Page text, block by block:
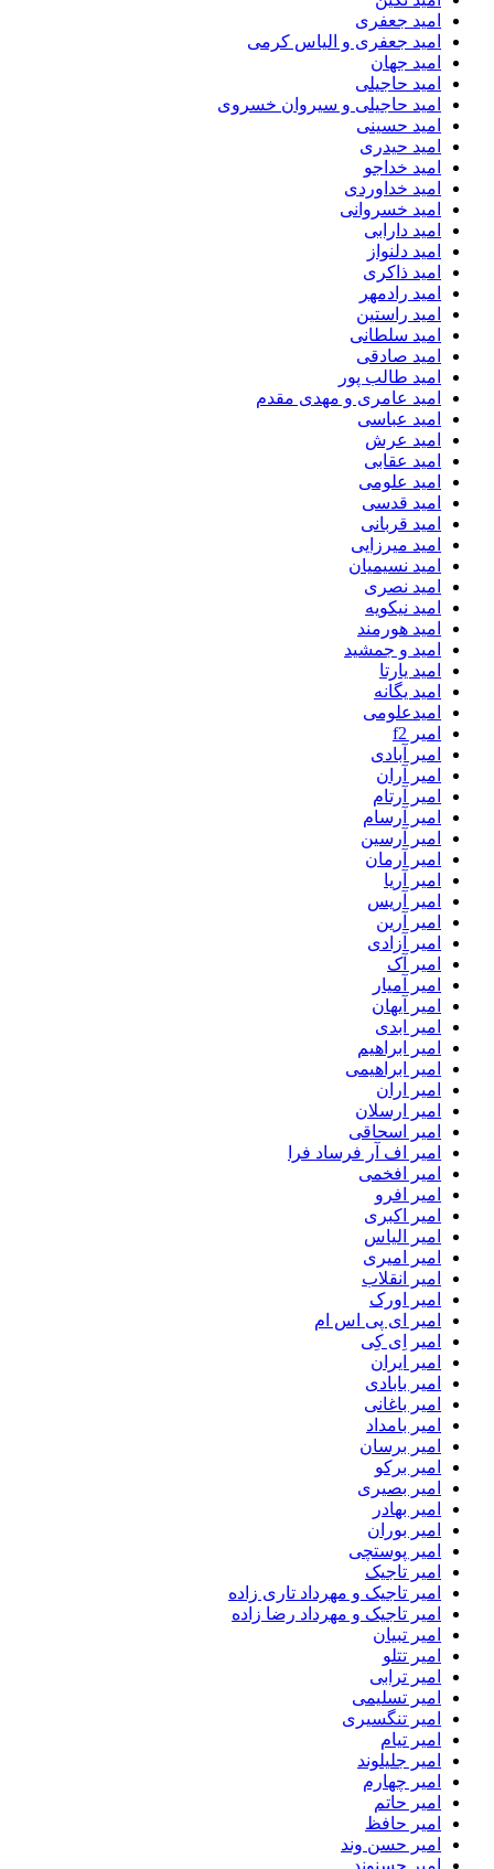
امید جعفری
امید جعفری و الیاس کرمی
امید جهان
امید حاجیلی
امید حاجیلی و سیروان خسروی
امید حسینی
امید حیدری
امید خداجو
امید خداوردی
امید خسروانی
امید دارابی
امید دلنواز
امید ذاکری
امید رادمهر
امید راستین
امید سلطانی
امید صادقی
امید طالب پور
امید عامری و مهدی مقدم
امید عباسی
امید عرش
امید عقابی
امید علومی
امید قدسی
امید قربانی
امید میرزایی
امید نسیمیان
امید نصری
امید نیکویه
امید هورمند
امید و جمشید
امید یارتا
امید یگانه
امیدعلومی
امیر f2
امیر آبادی
امیر آران
امیر آرتام
امیر آرسام
امیر آرسین
امیر آرمان
امیر آریا
امیر آریس
امیر آرین
امیر آزادی
امیر آک
امیر آمیار
امیر آیهان
امیر ابدی
امیر ابراهیم
امیر ابراهیمی
امیر اران
امیر ارسلان
امیر اسحاقی
امیر اف آر فرساد فرا
امیر افخمی
امیر افرو
امیر اکبری
امیر الیاس
امیر امیری
امیر انقلاب
امیر اورک
امیر ای پی اس ام
امیر اِی کِی
امیر ایران
امیر بابادی
امیر باغانی
امیر بامداد
امیر برسان
امیر برکو
امیر بصیری
امیر بهادر
امیر بوران
امیر پوستچی
امیر تاجیک
امیر تاجیک و مهرداد تاری زاده
امیر تاجیک و مهرداد رضا زاده
امیر تبیان
امیر تتلو
امیر ترابی
امیر تسلیمی
امیر تنگسیری
امیر تیام
امیر جلیلوند
امیر چهارم
امیر حاتم
امیر حافظ
امیر حسن وند
امیر حسنوند